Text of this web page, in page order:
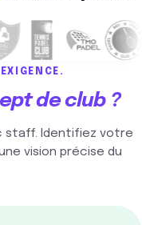
de club ?
staff. Identifiez votre
vision précise du